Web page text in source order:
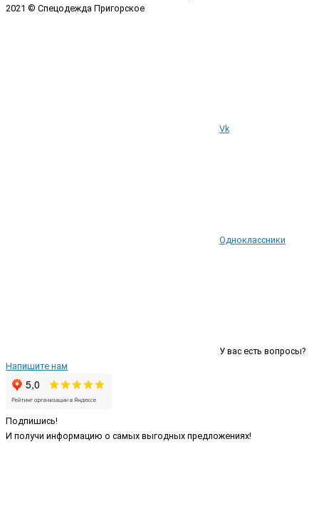
2021 © Спецодежда Пригорское
Vk
Одноклассники
У вас есть вопросы?
Напишите нам
Подпишись!
И получи информацию о самых выгодных предложениях!